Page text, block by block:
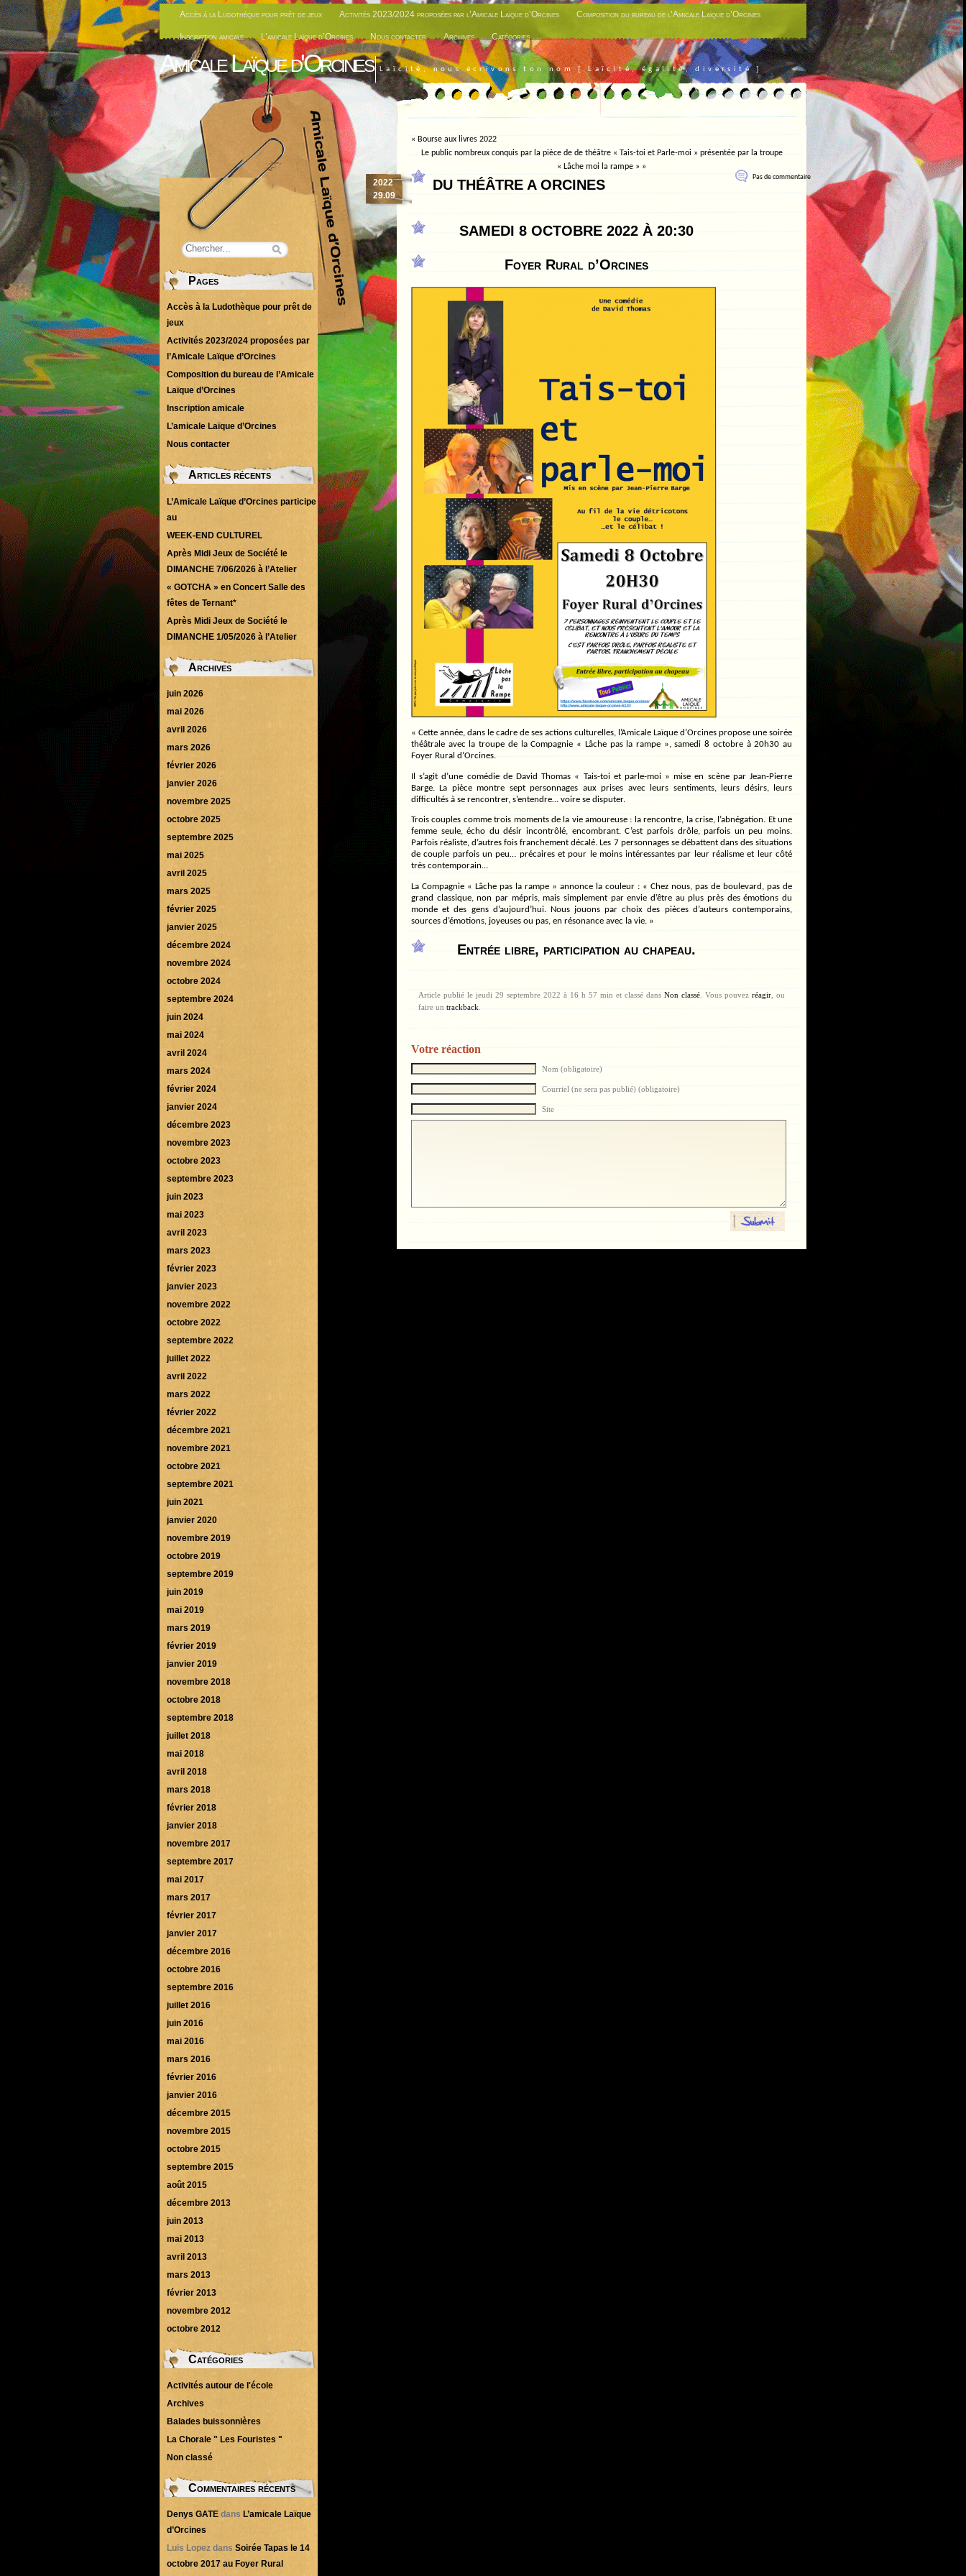
Accès à la Ludothèque pour prêt de jeux Activités 2023/2024 proposées par l’Amicale Laïque d’Orcines Composition du bureau de l’Amicale Laïque d’Orcines
Inscription amicale L’amicale Laïque d’Orcines Nous contacter Archives Catégories
Amicale Laïque d'Orcines Laïcité, nous écrivons ton nom [ Laïcité, égalité, diversité ]
« Bourse aux livres 2022
Le public nombreux conquis par la pièce de de théâtre « Tais-toi et Parle-moi » présentée par la troupe
« Lâche moi la rampe » »
Pas de commentaire
DU THÉÂTRE A ORCINES
2022
29.09
SAMEDI 8 OCTOBRE 2022 À 20:30
Foyer Rural d’Orcines
« Cette année, dans le cadre de ses actions culturelles, l’Amicale Laïque d’Orcines propose une soirée
théâtrale avec la troupe de la Compagnie « Lâche pas la rampe », samedi 8 octobre à 20h30 au
Foyer Rural d’Orcines.
Il s’agit d’une comédie de David Thomas « Tais-toi et parle-moi » mise en scène par Jean-Pierre
Barge. La pièce montre sept personnages aux prises avec leurs sentiments, leurs désirs, leurs
difficultés à se rencontrer, s’entendre… voire se disputer.
Trois couples comme trois moments de la vie amoureuse : la rencontre, la crise, l’abnégation. Et une
femme seule, écho du désir incontrôlé, encombrant. C’est parfois drôle, parfois un peu moins.
Parfois réaliste, d’autres fois franchement décalé. Les 7 personnages se débattent dans des situations
de couple parfois un peu… précaires et pour le moins intéressantes par leur réalisme et leur côté
très contemporain…
La Compagnie « Lâche pas la rampe » annonce la couleur : « Chez nous, pas de boulevard, pas de
grand classique, non par mépris, mais simplement par envie d’être au plus près des émotions du
monde et des gens d’aujourd’hui. Nous jouons par choix des pièces d’auteurs contemporains,
sources d’émotions, joyeuses ou pas, en résonance avec la vie. »
Entrée libre, participation au chapeau.
Article publié le jeudi 29 septembre 2022 à 16 h 57 min et classé dans Non classé . Vous pouvez réagir , ou
faire un trackback
Votre réaction
Nom (obligatoire)
Courriel (ne sera pas publié) (obligatoire)
Site
Pages
Accès à la Ludothèque pour prêt de
jeux
Activités 2023/2024 proposées par
l’Amicale Laïque d’Orcines
Composition du bureau de l’Amicale
Laïque d’Orcines
Inscription amicale
L’amicale Laïque d’Orcines
Nous contacter
Articles récents
L’Amicale Laïque d’Orcines participe
au
WEEK-END CULTUREL
Après Midi Jeux de Société le
DIMANCHE 7/06/2026 à l’Atelier
« GOTCHA » en Concert Salle des
fêtes de Ternant*
Après Midi Jeux de Société le
DIMANCHE 1/05/2026 à l’Atelier
Archives
juin 2026
mai 2026
avril 2026
mars 2026
février 2026
janvier 2026
novembre 2025
octobre 2025
septembre 2025
mai 2025
avril 2025
mars 2025
février 2025
janvier 2025
décembre 2024
novembre 2024
octobre 2024
septembre 2024
juin 2024
mai 2024
avril 2024
mars 2024
février 2024
janvier 2024
décembre 2023
novembre 2023
octobre 2023
septembre 2023
juin 2023
mai 2023
avril 2023
mars 2023
février 2023
janvier 2023
novembre 2022
octobre 2022
septembre 2022
juillet 2022
avril 2022
mars 2022
février 2022
décembre 2021
novembre 2021
octobre 2021
septembre 2021
juin 2021
janvier 2020
novembre 2019
octobre 2019
septembre 2019
juin 2019
mai 2019
mars 2019
février 2019
janvier 2019
novembre 2018
octobre 2018
septembre 2018
juillet 2018
mai 2018
avril 2018
mars 2018
février 2018
janvier 2018
novembre 2017
septembre 2017
mai 2017
mars 2017
février 2017
janvier 2017
décembre 2016
octobre 2016
septembre 2016
juillet 2016
juin 2016
mai 2016
mars 2016
février 2016
janvier 2016
décembre 2015
novembre 2015
octobre 2015
septembre 2015
août 2015
décembre 2013
juin 2013
mai 2013
avril 2013
mars 2013
février 2013
novembre 2012
octobre 2012
Catégories
Activités autour de l'école
Archives
Balades buissonnières
La Chorale " Les Fouristes "
Non classé
Commentaires récents
Denys GATE dans L’amicale Laïque
d’Orcines
Luis Lopez dans Soirée Tapas le 14
octobre 2017 au Foyer Rural